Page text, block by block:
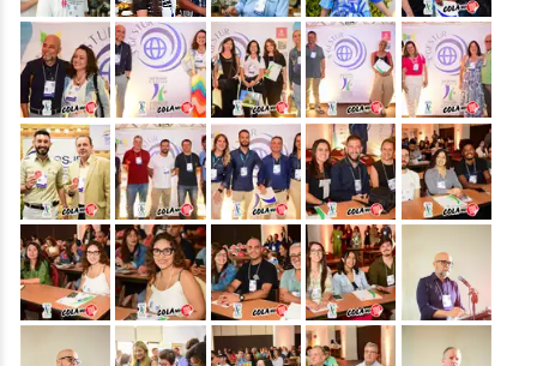
&nbsp; &nbsp; &nbsp; &nbsp; &nbsp;
&nbsp; &nbsp; &nbsp; &nbsp; &nbsp;
&nbsp; &nbsp; &nbsp; &nbsp;
&nbsp; &nbsp; &nbsp; &nbsp; &nbsp;